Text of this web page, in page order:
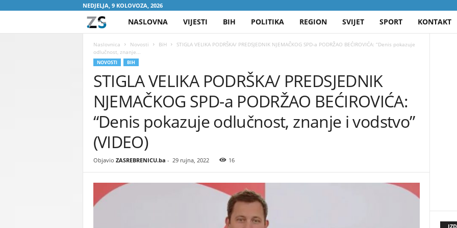
NEDJELJA, 9 KOLOVOZA, 2026
A
S
R
NASLOVNA VIJESTI BIH POLITIKA REGION SVIJET SPORT KONTAKT
Naslovnica Novosti BiH
STIGLA VELIKA PODRŠKA/ PREDSJEDNIK NJEMAČKOG SPD-a PODRŽAO BEĆIROVIĆA: “Denis pokazuje
odlučnost, znanje...
NOVOSTI BIH
STIGLA VELIKA PODRŠKA/ PREDSJEDNIK
NJEMAČKOG SPD-a PODRŽAO BEĆIROVIĆA:
“Denis pokazuje odlučnost, znanje i vodstvo”
(VIDEO)
Objavio ZASREBRENICU.ba - 29 rujna, 2022 16